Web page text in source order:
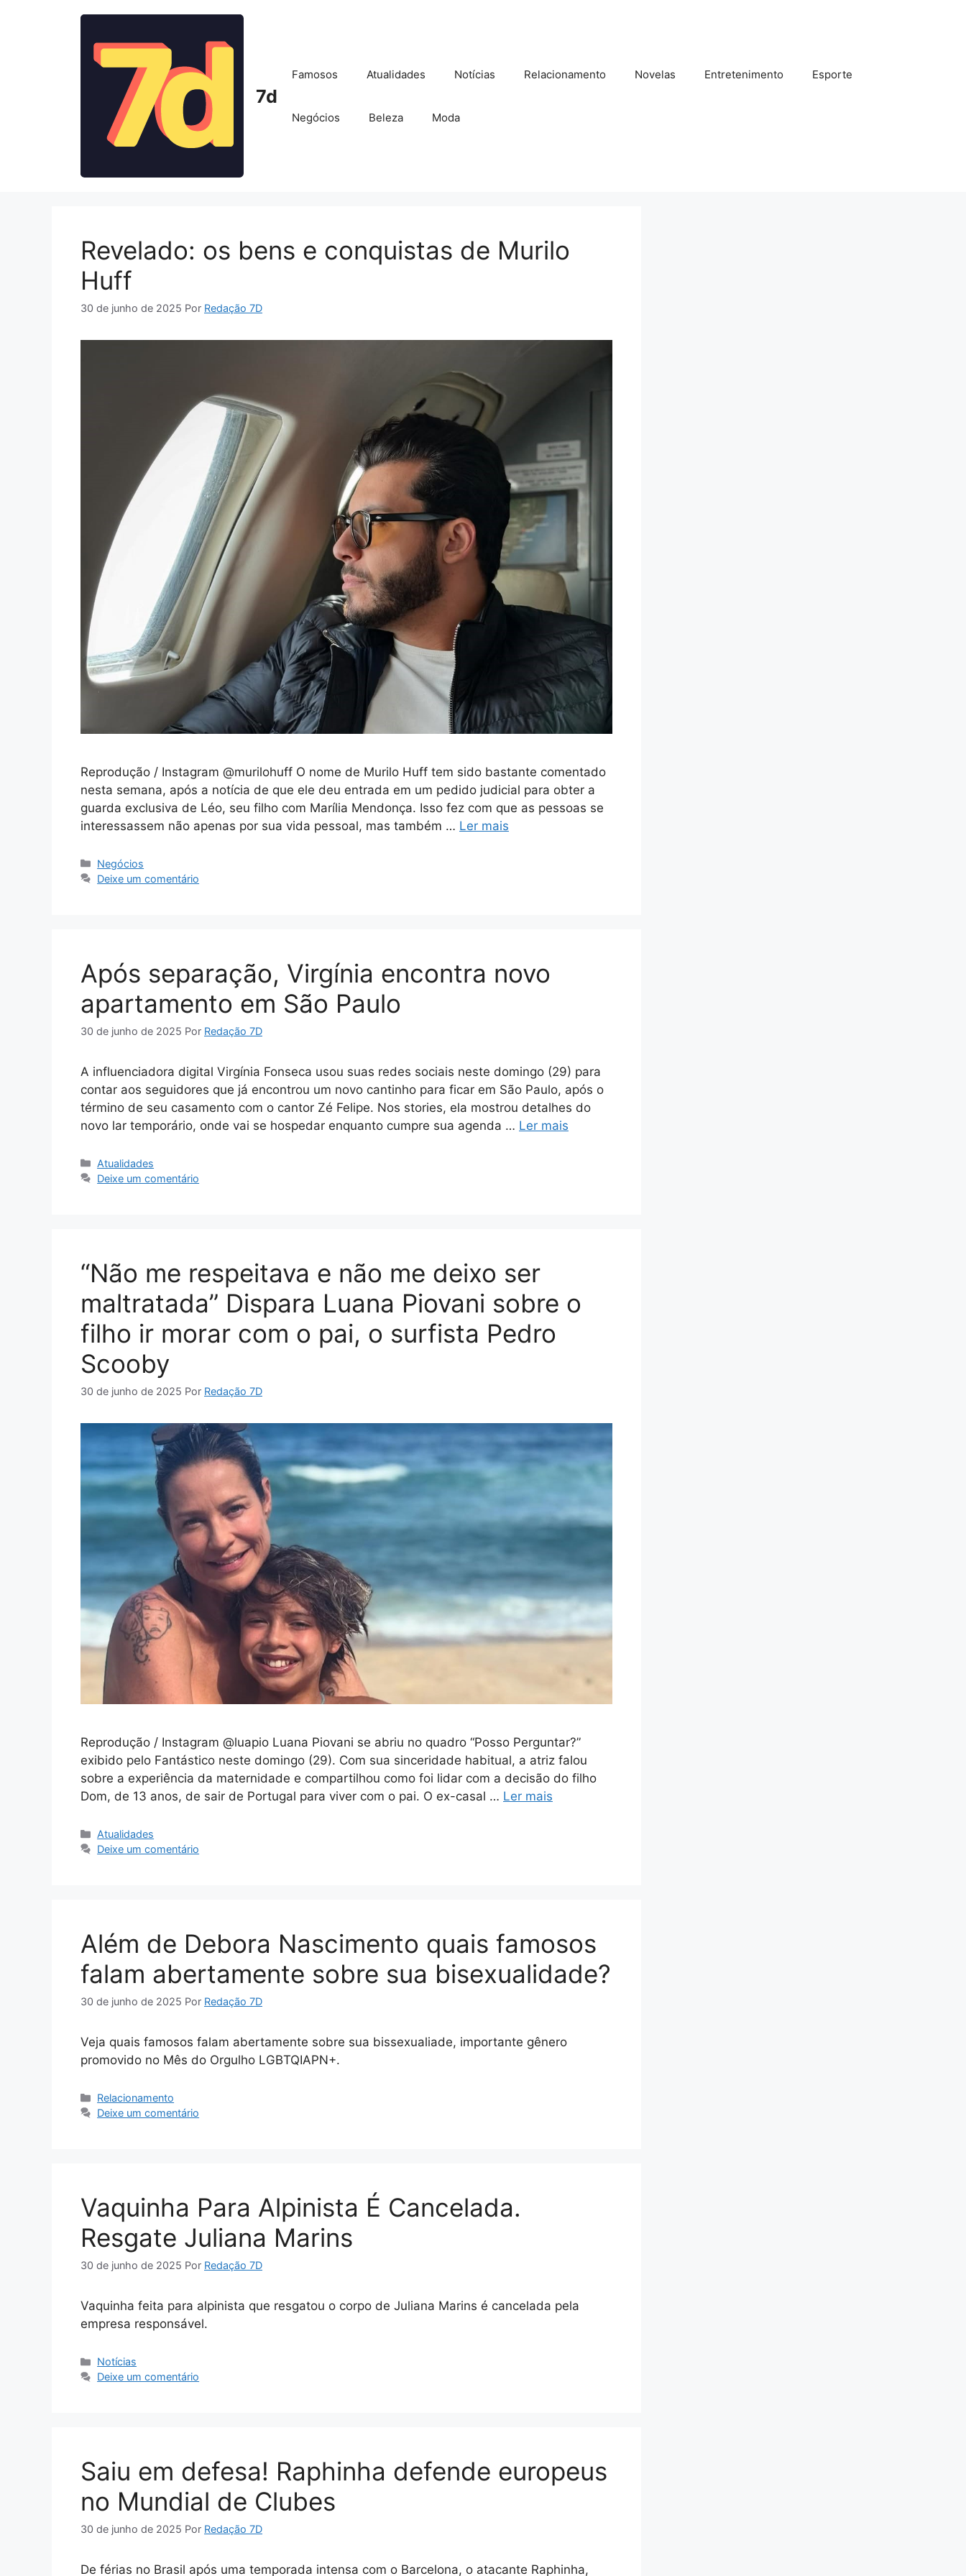
7d
Famosos Atualidades Notícias Relacionamento Novelas Entretenimento Esporte
Negócios Beleza Moda
Revelado: os bens e conquistas de Murilo
Huff
30 de junho de 2025 Por Redação 7D
Reprodução / Instagram @murilohuff O nome de Murilo Huff tem sido bastante comentado
nesta semana, após a notícia de que ele deu entrada em um pedido judicial para obter a
guarda exclusiva de Léo, seu filho com Marília Mendonça. Isso fez com que as pessoas se
interessassem não apenas por sua vida pessoal, mas também … Ler mais
Categorias
Negócios
Deixe um comentário
Após separação, Virgínia encontra novo
apartamento em São Paulo
30 de junho de 2025 Por Redação 7D
A influenciadora digital Virgínia Fonseca usou suas redes sociais neste domingo (29) para
contar aos seguidores que já encontrou um novo cantinho para ficar em São Paulo, após o
término de seu casamento com o cantor Zé Felipe. Nos stories, ela mostrou detalhes do
novo lar temporário, onde vai se hospedar enquanto cumpre sua agenda … Ler mais
Categorias
Atualidades
Deixe um comentário
“Não me respeitava e não me deixo ser
maltratada” Dispara Luana Piovani sobre o
filho ir morar com o pai, o surfista Pedro
Scooby
30 de junho de 2025 Por Redação 7D
Reprodução / Instagram @luapio Luana Piovani se abriu no quadro “Posso Perguntar?”
exibido pelo Fantástico neste domingo (29). Com sua sinceridade habitual, a atriz falou
sobre a experiência da maternidade e compartilhou como foi lidar com a decisão do filho
Dom, de 13 anos, de sair de Portugal para viver com o pai. O ex-casal … Ler mais
Categorias
Atualidades
Deixe um comentário
Além de Debora Nascimento quais famosos
falam abertamente sobre sua bisexualidade?
30 de junho de 2025 Por Redação 7D
Veja quais famosos falam abertamente sobre sua bissexualiade, importante gênero
promovido no Mês do Orgulho LGBTQIAPN+.
Categorias
Relacionamento
Deixe um comentário
Vaquinha Para Alpinista É Cancelada.
Resgate Juliana Marins
30 de junho de 2025 Por Redação 7D
Vaquinha feita para alpinista que resgatou o corpo de Juliana Marins é cancelada pela
empresa responsável.
Categorias
Notícias
Deixe um comentário
Saiu em defesa! Raphinha defende europeus
no Mundial de Clubes
30 de junho de 2025 Por Redação 7D
De férias no Brasil após uma temporada intensa com o Barcelona, o atacante Raphinha,